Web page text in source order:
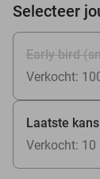
Selecteer
Early bird
Verkocht:
Laatste
Verkocht: 10